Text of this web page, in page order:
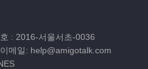
: 2016-서울서초-0036
메일: help@amigotalk.com